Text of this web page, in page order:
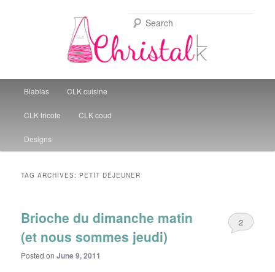
Christal Little Kitchen
Skip to primary content
Skip to secondary content
Blablas CLK cuisine
CLK tricote CLK coud
Designs
TAG ARCHIVES: PETIT DÉJEUNER
Brioche du dimanche matin
(et nous sommes jeudi)
Posted onJune 9, 2011
2